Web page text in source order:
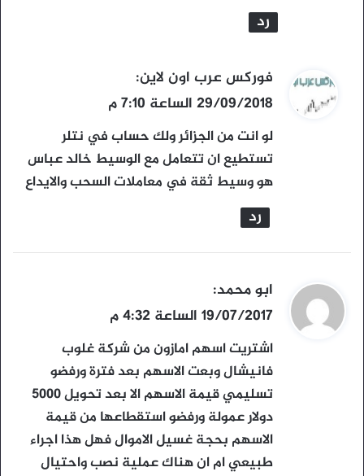
رد
ي
ق
و
ل
فوركس عرب اون لاين:
29/09/2018 الساعة 7:10 م
لو انت من الجزائر ولك حساب في نتلر
تستطيع ان تتعامل مع الوسيط خالد عباس
هو وسيط ثقة في معاملات السحب والايداع
رد
ي
ق
و
ل
ابو محمد:
19/07/2017 الساعة 4:32 م
اشتريت اسهم امازون من شركة غلوب
فانيشال وبعت الاسهم بعد فترة ورفضو
تسليمي قيمة الاسهم الا بعد تحويل 5000
دولار عمولة ورفضو استقطاعها من قيمة
الاسهم بحجة غسيل الاموال فهل هذا اجراء
طبيعي ام ان هناك عملية نصب واحتيال